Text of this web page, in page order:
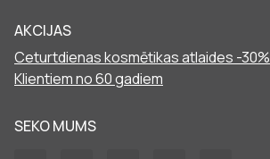
AKCIJAS
Ceturtdienas kosmētikas atlaides -30%
Klientiem no 60 gadiem
SEKO MUMS